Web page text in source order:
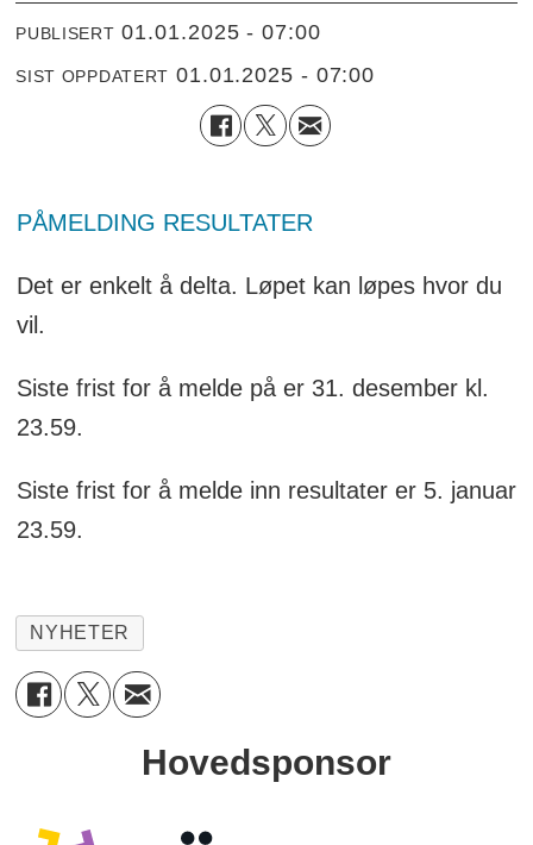
PUBLISERT 01.01.2025 - 07:00
SIST OPPDATERT 01.01.2025 - 07:00
PÅMELDING RESULTATER
Det er enkelt å delta. Løpet kan løpes hvor du
vil.
Siste frist for å melde på er 31. desember kl.
23.59.
Siste frist for å melde inn resultater er 5. januar
23.59.
NYHETER
Hovedsponsor